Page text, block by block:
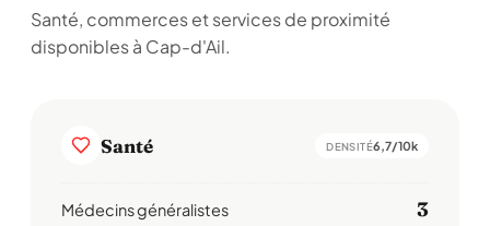
Santé, commerces et services de proximité
disponibles à Cap-d'Ail.
Santé DENSITÉ6,7/10k
Médecins généralistes 3